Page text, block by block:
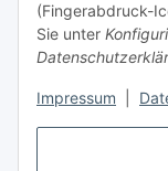
(Fingerabdruck-
Sie unter
Impressum